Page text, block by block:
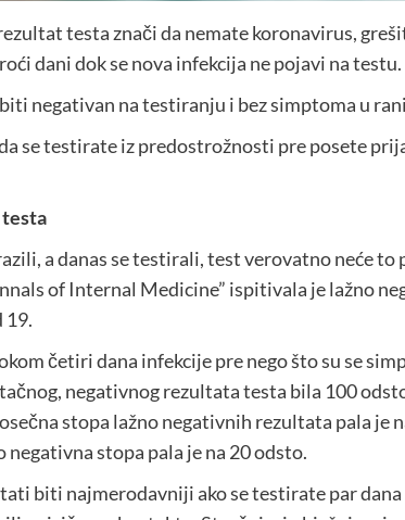
testa znači da nemate koronavirus,
dani dok se nova infekcija ne pojavi na testu.
negativan na testiranju i bez simptoma u
se testirate iz predostrožnosti pre posete
a danas se testirali, test verovatno neće to
of Internal Medicine” ispitivala je lažno
19.
četiri dana infekcije pre nego što su se
negativnog rezultata testa bila 100
stopa lažno negativnih rezultata pala je
stopa pala je na 20 odsto.
biti najmerodavniji ako se testirate par